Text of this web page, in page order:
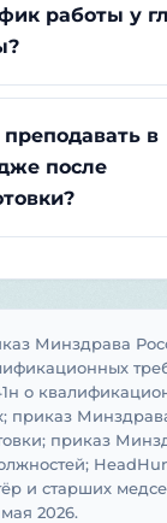
работы у
в
после
Минздрава
о
приказ
приказ
и старших
2026.